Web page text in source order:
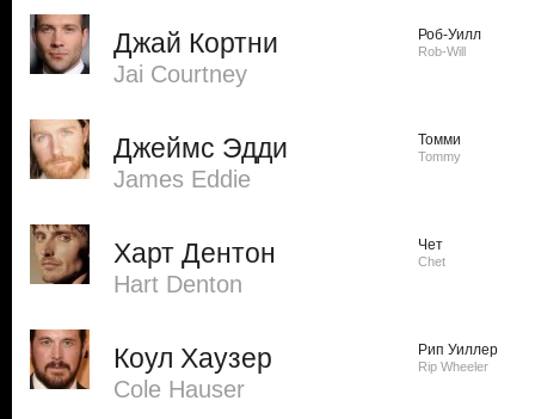
Джай Кортни
Jai Courtney
Роб-Уилл
Rob-Will
Джеймс Эдди
James Eddie
Томми
Tommy
Харт Дентон
Hart Denton
Чет
Chet
Коул Хаузер
Cole Hauser
Рип Уиллер
Rip Wheeler